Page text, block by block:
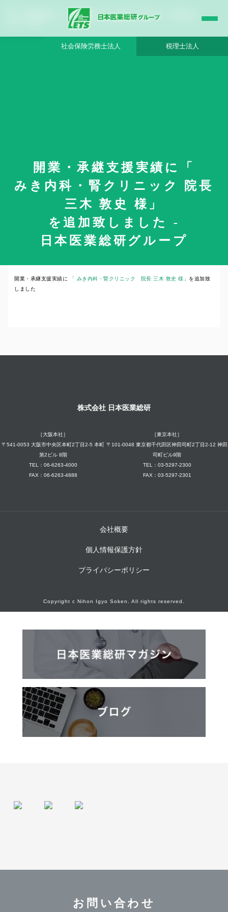
開業・承継支援実績に「 みき内科・腎クリニック 院長 三木 敦史 様」を追加致しま
した - 日本医業総研グループ |日本医業総研｜医院開業・承継・クリニック経営支援・
社会保険労務士法人 税理士法人
開業・承継支援実績に「
みき内科・腎クリニック 院長
三木 敦史 様」
を追加致しました -
日本医業総研グループ
開業・承継支援実績に「 みき内科・腎クリニック 院長 三木 敦史 様」を追加
致しました
2025年8月29日
開業・承継支援実績に 「 みき内科・腎クリニック 院長 三木 敦史 様」 を追加致
しました
株式会社 日本医業総研
［大阪本社］
〒541-0053 大阪市中央区本町2丁目2-5 本町
第2ビル 8階
TEL：06-6263-4000
FAX：06-6263-4888
［東京本社］
〒101-0048 東京都千代田区神田司町2丁目2-12 神田
司町ビル9階
TEL：03-5297-2300
FAX：03-5297-2301
会社概要
個人情報保護方針
プライバシーポリシー
Copyright c Nihon Igyo Soken. All rights reserved.
お問い合わせ